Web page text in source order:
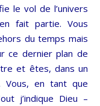
le vol de l’univers
fait partie. Vous
du temps mais
ce dernier plan de
et êtes, dans un
Vous, en tant que
j’indique Dieu –